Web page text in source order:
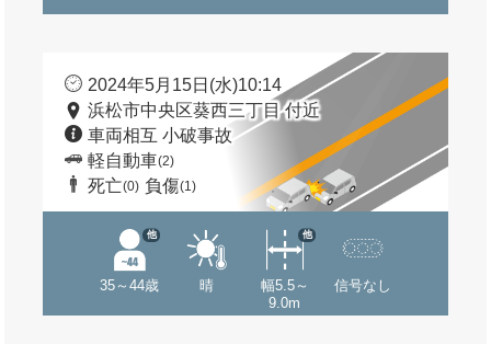
2024年5月15日(水)10:14
浜松市中央区葵西三丁目 付近
車両相互 小破事故
軽自動車(2)
死亡(0) 負傷(1)
35～44歳
他
晴
幅5.5～
9.0m
他
信号なし